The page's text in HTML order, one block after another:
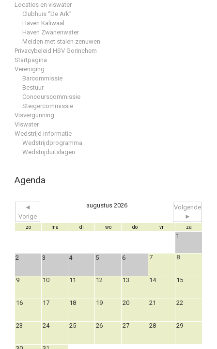
Locaties en viswater
Clubhuis “De Ark”
Haven Kaliwaal
Haven Zwanenwater
Meiden met stalen zenuwen
Privacybeleid HSV Gorinchem
Startpagina
Vereniging
Barcommissie
Bestuur
Concourscommissie
Steigercommissie
Visvergunning
Viswater
Wedstrijd informatie
Wedstrijdprogramma
Wedstrijduitslagen
Agenda
◄
Vorige
augustus 2026
Volgende
►
zo ma di wo do vr za
1
2 3 4 5 6 7 8
9 10 11 12 13 14 15
16 17 18 19 20 21 22
23 24 25 26 27 28 29